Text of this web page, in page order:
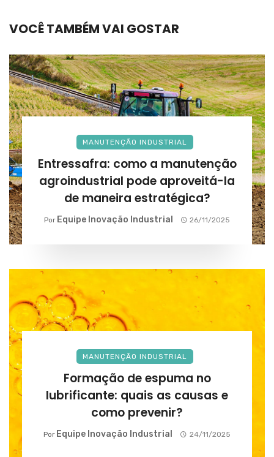
VOCÊ TAMBÉM VAI GOSTAR
MANUTENÇÃO INDUSTRIAL
Entressafra: como a manutenção
agroindustrial pode aproveitá-la
de maneira estratégica?
Por Equipe Inovação Industrial 26/11/2025
MANUTENÇÃO INDUSTRIAL
Formação de espuma no
lubrificante: quais as causas e
como prevenir?
Por Equipe Inovação Industrial 24/11/2025